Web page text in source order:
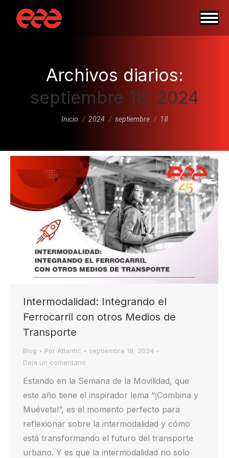
Archivos diarios:
septiembre 18, 2024
Estás aquí:
Inicio 2024 septiembre 18
Intermodalidad: Integrando el
Ferrocarril con otros Medios de
Transporte
Blog Por Atlantic
septiembre 18, 2024
Deja un comentario
Estando en la Semana de la Movilidad, que
este año tiene el inspirador lema “¡Combina y
Muévete!”, es el momento perfecto para
reflexionar sobre la intermodalidad y cómo
está transformando el futuro del transporte
urbano. Y es que la intermodalidad no solo